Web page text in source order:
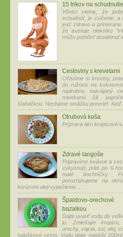
15 trikov na schudnutie
Všetci vieme, že
schudnúť, je cvičenie, a
jesť zdravo a
že existuje niekoľko
môžu pomôcť dosiahnuť
Cestoviny s krevetami
Očistíme si krevety,
do ružova na
nadrobno nakrájaný
nasekanú čili
šľahačkou. Necháme omáčku prevrieť. Keď
Otrubová kaša
Príprava ako krupicová
Zdravé langoše
Pripravíme kvások a
vykysnutí, pribl. po ¾
malé bochníčky.
porozťahujeme na
horúcom oleji vypečieme. . . .
Špaldovo-
bazalkou
Dajte uvariť vodu do
ju. Zmiešajte krupicu,
orechy, vajcia, sol, olej,
haluškové cesto. Vodu dajte najskôr